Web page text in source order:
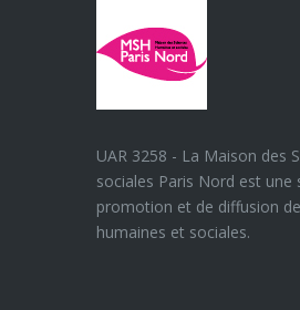
UAR 3258 - La Maison des
sociales Paris Nord est
promotion et de diffusion
humaines et sociales.